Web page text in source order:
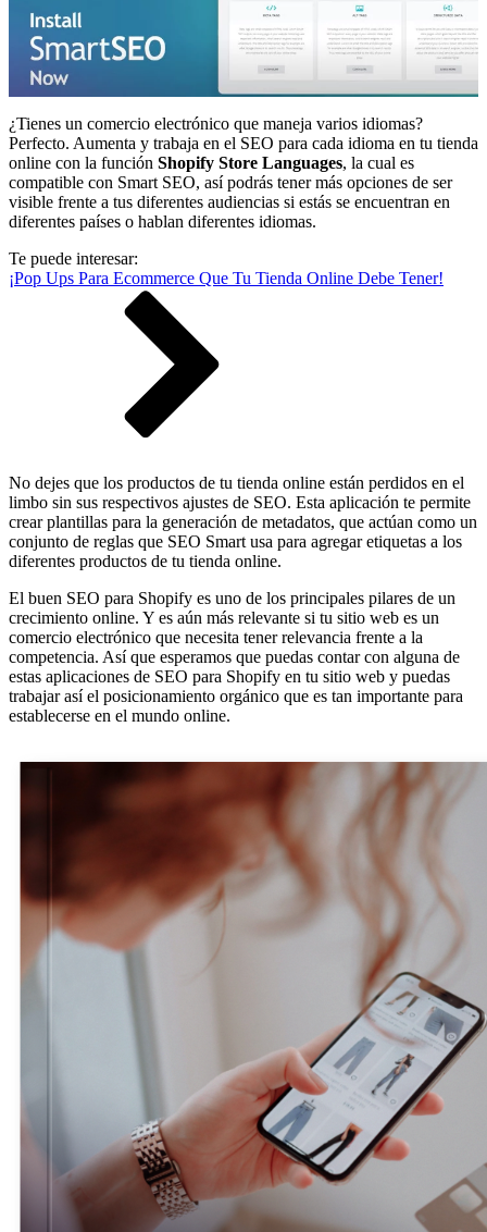
¿Tienes un comercio electrónico que maneja varios idiomas?
Perfecto. Aumenta y trabaja en el SEO para cada idioma en tu tienda
online con la función Shopify Store Languages, la cual es
compatible con Smart SEO, así podrás tener más opciones de ser
visible frente a tus diferentes audiencias si estás se encuentran en
diferentes países o hablan diferentes idiomas.
Te puede interesar:
¡Pop Ups Para Ecommerce Que Tu Tienda Online Debe Tener!
No dejes que los productos de tu tienda online están perdidos en el
limbo sin sus respectivos ajustes de SEO. Esta aplicación te permite
crear plantillas para la generación de metadatos, que actúan como un
conjunto de reglas que SEO Smart usa para agregar etiquetas a los
diferentes productos de tu tienda online.
El buen SEO para Shopify es uno de los principales pilares de un
crecimiento online. Y es aún más relevante si tu sitio web es un
comercio electrónico que necesita tener relevancia frente a la
competencia. Así que esperamos que puedas contar con alguna de
estas aplicaciones de SEO para Shopify en tu sitio web y puedas
trabajar así el posicionamiento orgánico que es tan importante para
establecerse en el mundo online.